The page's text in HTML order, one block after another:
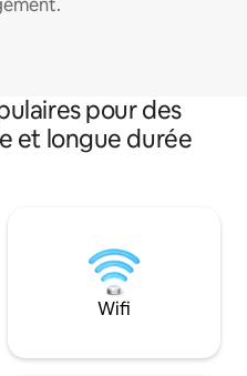
pour des
et longue durée
Wifi